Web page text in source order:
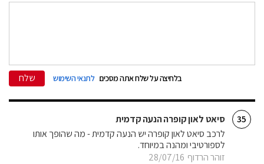
בלחיצה על שלח אתה מסכים לתנאי השימוש שלח
35 סיאט לאון קופרה הנעה קדמית
זוהר הרדוף 28/07/16
לרכב סיאט לאון קופרה יש הנעה קדמית - מה שהופך אותו
לספורטיבי ומהנה במיוחד.